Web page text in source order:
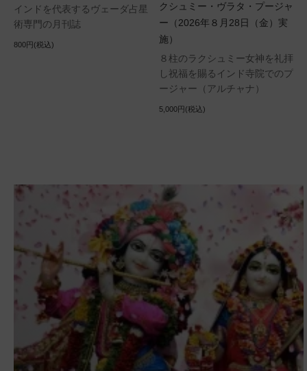
インドを代表するヴェーダ占星
術専門の月刊誌
800円(税込)
クシュミー・ヴラタ・プージャ
ー（2026年８月28日（金）実
施）
８柱のラクシュミー女神を礼拝
し祝福を賜るインド寺院でのプ
ージャー（アルチャナ）
5,000円(税込)